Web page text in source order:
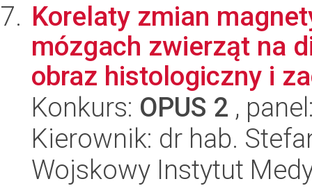
Korelaty zmian
mózgach zwierząt na
obraz histologiczny i
Konkurs: OPUS 2 ,
Kierownik: dr hab.
Wojskowy Instytut